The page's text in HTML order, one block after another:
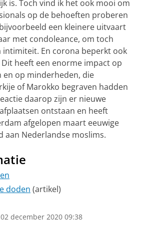
is. Toch vind ik het ook mooi om
op de behoeften proberen
een kleinere uitvaart
met condoleance, om toch
intimiteit. En corona beperkt ook
heeft een enorme impact op
op minderheden, die
of Marokko begraven hadden
daarop zijn er nieuwe
ontstaan en heeft
afgelopen maart eeuwige
aan Nederlandse moslims.
doden (artikel)
02 december 2020 09:38